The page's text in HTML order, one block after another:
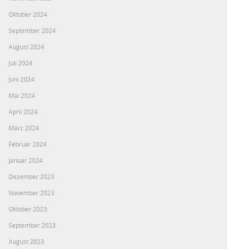
Oktober 2024
September 2024
August 2024
Juli 2024
Juni 2024
Mai 2024
April 2024
März 2024
Februar 2024
Januar 2024
Dezember 2023
November 2023
Oktober 2023
September 2023
August 2023